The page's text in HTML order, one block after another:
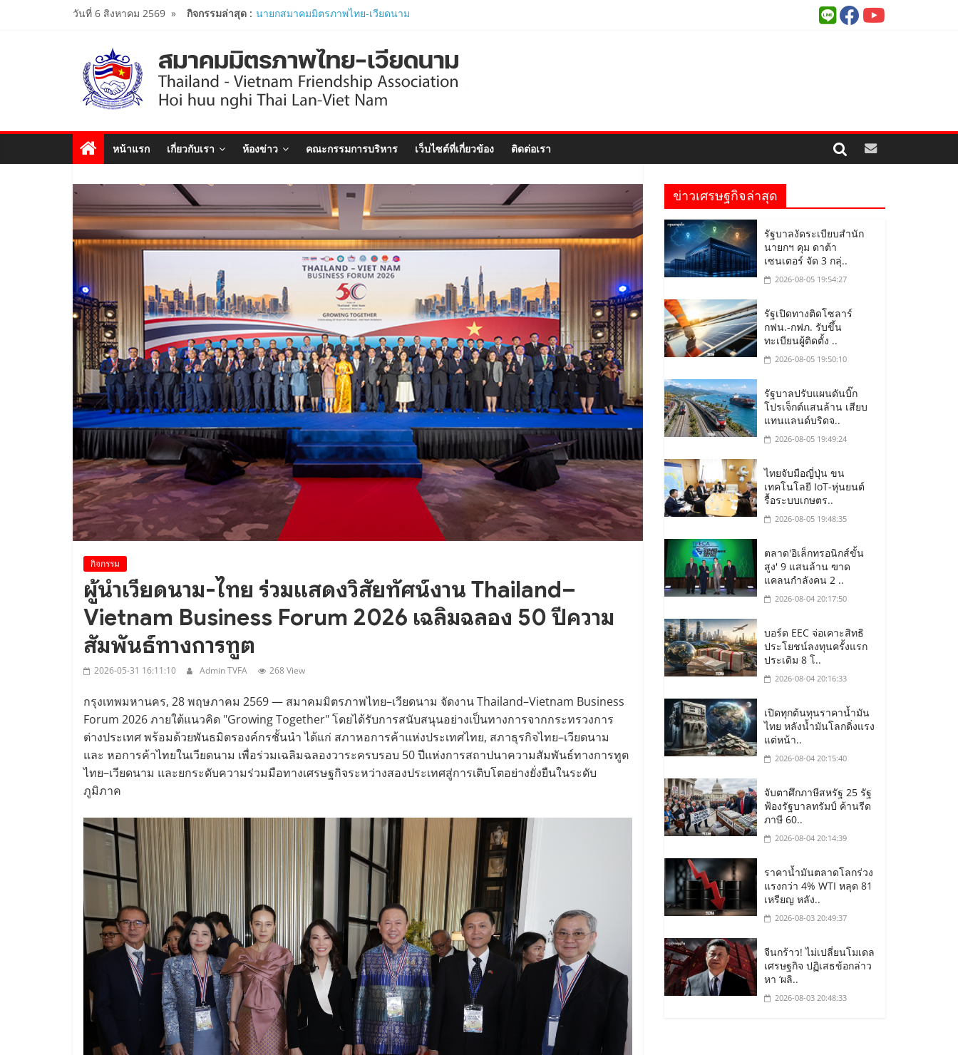
วันที่ 6 สิงหาคม 2569 » กิจกรรมล่าสุด : ผู้นำเวียดนาม-ไทย ร่วมแสดงวิสัยทัศน์
สัมพันธ์ทางการทูต..
สมาคมมิตรภาพไทย-เวียดนาม ประชุม
หารือกับ เอกอัครราชทูตสาธารณรัฐ
สังคมนิยมเวียดนาม ประจำประเทศไทย
สมาคมมิตรภาพไทย-เวียดนามร่วมพิธี
เปิดสถานกงสุลกิตติมศักดิ์เวียดนาม
Viet Nam Connect Forum ..
สมาคมร่วมนำนักศึกษาเวียดนาม
โครงการหลักสูตรภาษาอังกฤษเร่งรัด
ศึกษาดูงาน..
นายกสมาคมมิตรภาพไทย-เวียดนาม
ร่วมคณะติดตามนายกรัฐมนตรีและ
รัฐมนตรีว่าการกระทรวงมหาดไทย
เยือนเวียดนามอย่างเป็นทางการ..
หน้าแรก เกี่ยวกับเรา ห้องข่าว คณะกรรมการบริหาร เว็บไซต์ที่เกี่ยวข้อง ติดต่อเรา
กิจกรรม
ผู้นำเวียดนาม-ไทย ร่วมแสดงวิสัยทัศน์งาน Thailand–
Vietnam Business Forum 2026 เฉลิมฉลอง 50 ปีความ
สัมพันธ์ทางการทูต
2026-05-31 16:11:10 Admin TVFA 268 View
กรุงเทพมหานคร, 28 พฤษภาคม 2569 — สมาคมมิตรภาพไทย–เวียดนาม จัดงาน Thailand–Vietnam Business
Forum 2026 ภายใต้แนวคิด "Growing Together" โดยได้รับการสนับสนุนอย่างเป็นทางการจากกระทรวงการ
ต่างประเทศ พร้อมด้วยพันธมิตรองค์กรชั้นนำ ได้แก่ สภาหอการค้าแห่งประเทศไทย, สภาธุรกิจไทย–เวียดนาม
และ หอการค้าไทยในเวียดนาม เพื่อร่วมเฉลิมฉลองวาระครบรอบ 50 ปีแห่งการสถาปนาความสัมพันธ์ทางการทูต
ไทย–เวียดนาม และยกระดับความร่วมมือทางเศรษฐกิจระหว่างสองประเทศสู่การเติบโตอย่างยั่งยืนในระดับ
ภูมิภาค
ข่าวเศรษฐกิจล่าสุด
รัฐบาลงัดระเบียบสำนัก
นายกฯ คุม ดาต้า
เซนเตอร์ จัด 3 กลุ่..
2026-08-05 19:54:27
รัฐเปิดทางติดโซลาร์
กฟน.-กฟภ. รับขึ้น
ทะเบียนผู้ติดตั้ง ..
2026-08-05 19:50:10
รัฐบาลปรับแผนดันบิ๊ก
โปรเจ็กต์แสนล้าน เสียบ
แทนแลนด์บริดจ..
2026-08-05 19:49:24
ไทยจับมือญี่ปุ่น ขน
เทคโนโลยี IoT-หุ่นยนต์
รื้อระบบเกษตร..
2026-08-05 19:48:35
ตลาด'อิเล็กทรอนิกส์ขั้น
สูง' 9 แสนล้าน ฃาด
แคลนกำลังคน 2 ..
2026-08-04 20:17:50
บอร์ด EEC จ่อเคาะสิทธิ
ประโยชน์ลงทุนครั้งแรก
ประเดิม 8 โ..
2026-08-04 20:16:33
เปิดทุกต้นทุนราคาน้ำมัน
ไทย หลังน้ำมันโลกดิ่งแรง
แต่หน้า..
2026-08-04 20:15:40
จับตาศึกภาษีสหรัฐ 25 รัฐ
ฟ้องรัฐบาลทรัมป์ ค้านรีด
ภาษี 60..
2026-08-04 20:14:39
ราคาน้ำมันตลาดโลกร่วง
แรงกว่า 4% WTI หลุด 81
เหรียญ หลัง..
2026-08-03 20:49:37
จีนกร้าว! ไม่เปลี่ยนโมเดล
เศรษฐกิจ ปฏิเสธข้อกล่าว
หา ‘ผลิ..
2026-08-03 20:48:33